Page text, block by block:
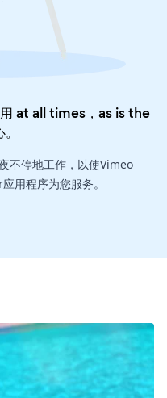
at all times，as is the
。
不停地工作，以使Vimeo
用程序为您服务。